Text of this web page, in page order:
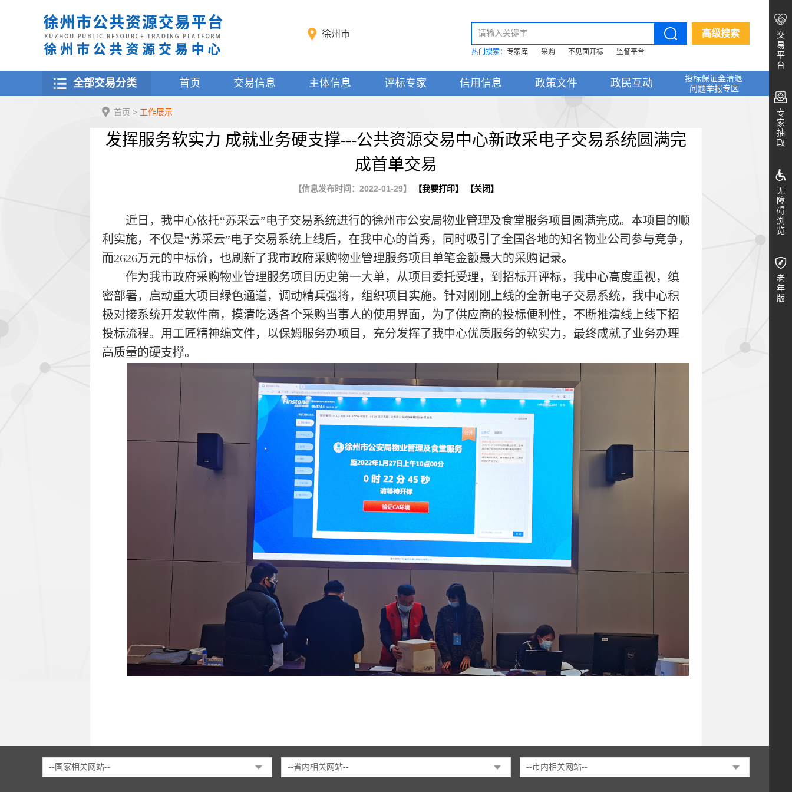
徐州市 高级搜索
请输入关键字
热门搜索： 专家库 采购 不见面开标 监督平台
全部交易分类 首页 交易信息 主体信息 评标专家 信用信息 政策文件 政民互动
投标保证金清退
问题举报专区
交
易
平
台
专
家
抽
取
无
障
碍
浏
览
老
年
版
首页 > 工作展示
发挥服务软实力 成就业务硬支撑---公共资源交易中心新政采电子交易系统圆满完
成首单交易
【信息发布时间：2022-01-29】 【我要打印】 【关闭】
近日，我中心依托“苏采云”电子交易系统进行的徐州市公安局物业管理及食堂服务项目圆满完成。本项目的顺
利实施，不仅是“苏采云”电子交易系统上线后，在我中心的首秀，同时吸引了全国各地的知名物业公司参与竞争，
而2626万元的中标价，也刷新了我市政府采购物业管理服务项目单笔金额最大的采购记录。
作为我市政府采购物业管理服务项目历史第一大单，从项目委托受理，到招标开评标，我中心高度重视，缜
密部署，启动重大项目绿色通道，调动精兵强将，组织项目实施。针对刚刚上线的全新电子交易系统，我中心积
极对接系统开发软件商，摸清吃透各个采购当事人的使用界面，为了供应商的投标便利性，不断推演线上线下招
投标流程。用工匠精神编文件，以保姆服务办项目，充分发挥了我中心优质服务的软实力，最终成就了业务办理
高质量的硬支撑。
--国家相关网站-- --省内相关网站-- --市内相关网站--